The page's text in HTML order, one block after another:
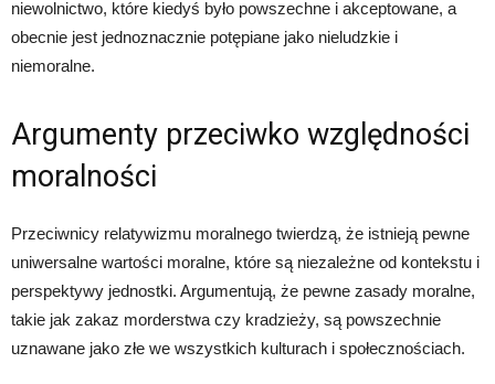
niewolnictwo, które kiedyś było powszechne i akceptowane, a
obecnie jest jednoznacznie potępiane jako nieludzkie i
niemoralne.
Argumenty przeciwko względności
moralności
Przeciwnicy relatywizmu moralnego twierdzą, że istnieją pewne
uniwersalne wartości moralne, które są niezależne od kontekstu i
perspektywy jednostki. Argumentują, że pewne zasady moralne,
takie jak zakaz morderstwa czy kradzieży, są powszechnie
uznawane jako złe we wszystkich kulturach i społecznościach.